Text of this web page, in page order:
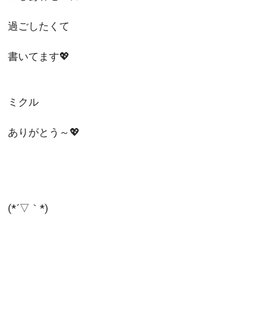
過ごしたくて
書いてます💖
ミクル
ありがとう～💖
(*´▽｀*)